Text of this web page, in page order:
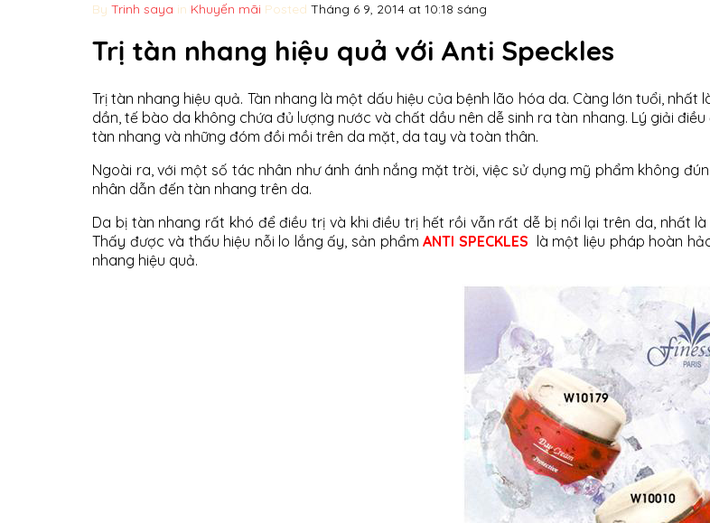
By Trinh saya in Khuyến mãi Posted Tháng 6 9, 2014 at 10:18 sáng
Trị tàn nhang hiệu quả với Anti Speckles
Trị tàn nhang hiệu quả. Tàn nhang là một dấu hiệu của bệnh lão hóa da. Càng lớn tuổi,
dần, tế bào da không chứa đủ lượng nước và chất dầu nên dễ sinh ra tàn nhang. Lý giải
tàn nhang và những đóm đồi mồi trên da mặt, da tay và toàn thân.
Ngoài ra, với một số tác nhân như ánh ánh nắng mặt trời, việc sử dụng mỹ phẩm không
nhân dẫn đến tàn nhang trên da.
Da bị tàn nhang rất khó để điều trị và khi điều trị hết rồi vẫn rất dễ bị nổi lại trên da, nhất
Thấy được và thấu hiệu nỗi lo lắng ấy, sản phẩmANTI SPECKLES là một liệu pháp hoàn
nhang hiệu quả.